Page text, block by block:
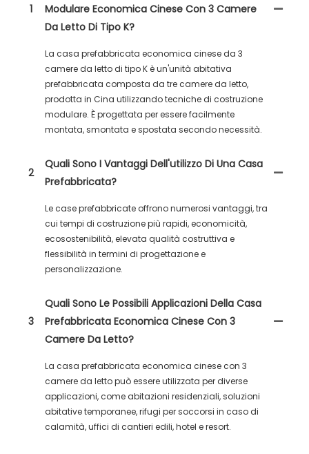
1
Modulare Economica Cinese Con 3 Camere
Da Letto Di Tipo K?
La casa prefabbricata economica cinese da 3
camere da letto di tipo K è un'unità abitativa
prefabbricata composta da tre camere da letto,
prodotta in Cina utilizzando tecniche di costruzione
modulare. È progettata per essere facilmente
montata, smontata e spostata secondo necessità.
2
Quali Sono I Vantaggi Dell'utilizzo Di Una Casa
Prefabbricata?
Le case prefabbricate offrono numerosi vantaggi, tra
cui tempi di costruzione più rapidi, economicità,
ecosostenibilità, elevata qualità costruttiva e
flessibilità in termini di progettazione e
personalizzazione.
3
Quali Sono Le Possibili Applicazioni Della Casa
Prefabbricata Economica Cinese Con 3
Camere Da Letto?
La casa prefabbricata economica cinese con 3
camere da letto può essere utilizzata per diverse
applicazioni, come abitazioni residenziali, soluzioni
abitative temporanee, rifugi per soccorsi in caso di
calamità, uffici di cantieri edili, hotel e resort.